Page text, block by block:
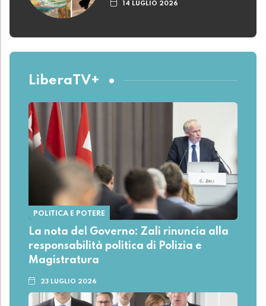
14 LUGLIO 2026
LiberaTV+
POLITICA E POTERE
La nota del Governo: Zali rinuncia alla
responsabilità politica di Polizia e
Magistratura
23 LUGLIO 2026